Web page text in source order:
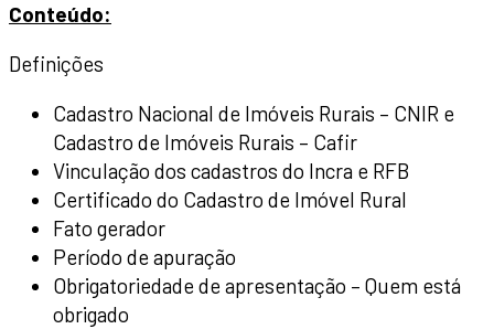
Conteúdo:
Definições
Cadastro Nacional de Imóveis Rurais – CNIR e
Cadastro de Imóveis Rurais – Cafir
Vinculação dos cadastros do Incra e RFB
Certificado do Cadastro de Imóvel Rural
Fato gerador
Período de apuração
Obrigatoriedade de apresentação – Quem está
obrigado